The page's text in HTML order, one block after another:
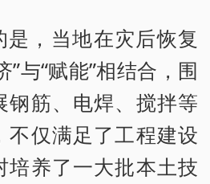
是，当地在灾后恢复
”与“赋能”相结合，围
钢筋、电焊、搅拌等
不仅满足了工程建设
培养了一大批本土技